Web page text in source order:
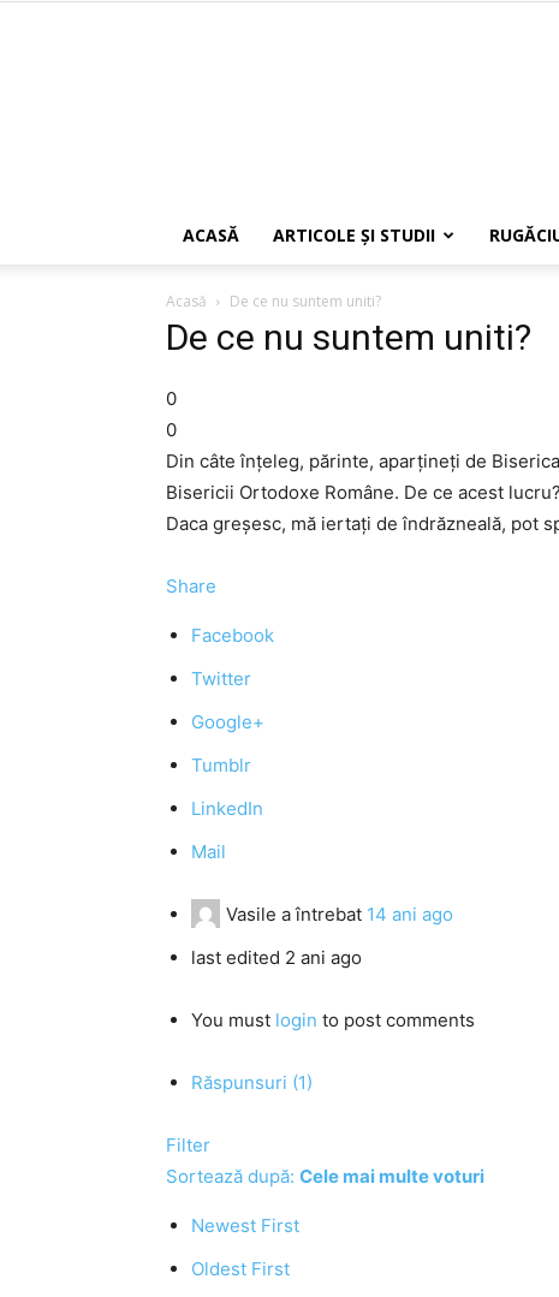
ACASĂ ARTICOLE ŞI STUDII
Acasă De ce nu suntem uniti?
De ce nu suntem uniti?
0
0
Din câte înțeleg, părinte, aparțineți de
Bisericii Ortodoxe Române. De ce acest
Daca greșesc, mă iertați de îndrăzneală, pot
Share
Facebook
Twitter
Google+
Tumblr
LinkedIn
Mail
Vasile a întrebat 14 ani ago
last edited 2 ani ago
You must login to post comments
Răspunsuri (1)
Filter
Sortează după: Cele mai multe voturi
Newest First
Oldest First